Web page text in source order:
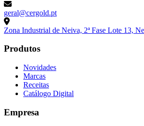
geral@cergold.pt
Zona Industrial de Neiva, 2ª Fase Lote 13,
Produtos
Novidades
Marcas
Receitas
Catálogo Digital
Empresa